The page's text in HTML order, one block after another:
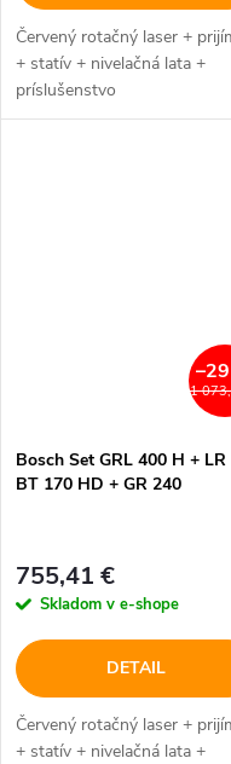
Červený rotačný laser +
+ statív + nivelačná lata +
príslušenstvo
1
Bosch Set GRL 400 H + LR
BT 170 HD + GR 240
755,41 €
Skladom v e-shope
DETAIL
Červený rotačný laser +
+ statív + nivelačná lata +